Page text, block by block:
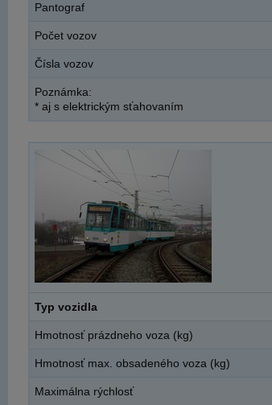
Pantograf
Počet vozov
Čísla vozov
Poznámka:
* aj s elektrickým sťahovaním
Typ vozidla
Hmotnosť prázdneho voza (kg)
Hmotnosť max. obsadeného voza (kg)
Maximálna rýchlosť